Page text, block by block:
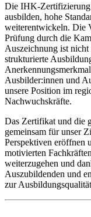
Die IHK-Zertifizierung
ausbilden, hohe
weiterentwickeln. Die
Prüfung durch die
Auszeichnung ist
strukturierte
Ausbilder:innen und
unsere Position im
Nachwuchskräfte.​
Das Zertifikat und die
gemeinsam für unser
Perspektiven eröffnen
motivierten
weiterzugehen und
Auszubildenden und
zur